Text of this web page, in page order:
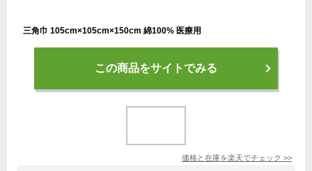
三角巾 105cm×105cm×150cm 綿100% 医療用
この商品をサイトでみる
価格と在庫を楽天でチェック >>